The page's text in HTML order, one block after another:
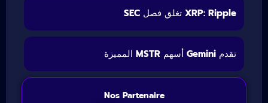
XRP: Ripple تغلق فصل SEC
تقدم Gemini أسهم MSTR المميزة
Nos Partenaire